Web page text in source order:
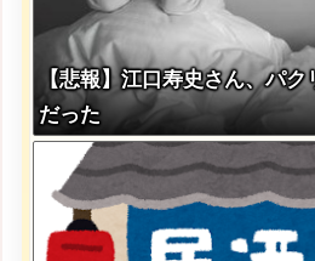
【悲報】江口寿史さん、パ
だった